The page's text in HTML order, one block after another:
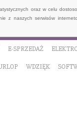
oraz w celu
z naszych serwisów
E-SPRZEDAŻ
WDZIĘK